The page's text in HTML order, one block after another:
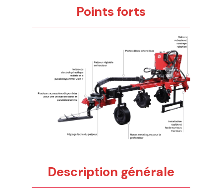
Points forts
Description générale